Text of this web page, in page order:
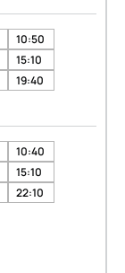
10:50
15:10
19:40
10:40
15:10
22:10